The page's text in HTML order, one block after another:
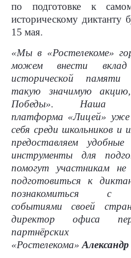
по подготовке к
историческому диктанту
15 мая.
«Мы в «Ростелекоме»
можем внести вклад
исторической
такую значимую
Победы». Наша
платформа «Лицей» уже
себя среди школьников
предоставляем
инструменты для
помогут участникам не
подготовиться к
познакомиться с
событиями своей
директор офиса
партнёрских
«Ростелекома»